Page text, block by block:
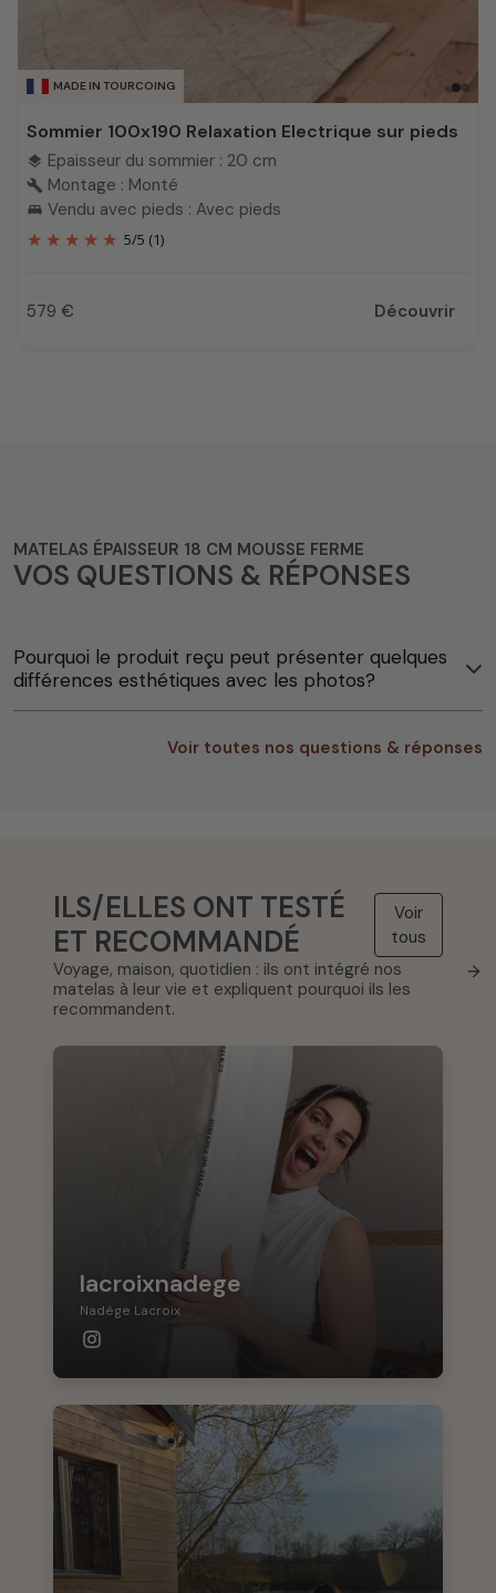
MADE IN TOURCOING
Sommier 100x190 Relaxation Electrique sur pieds
layers Epaisseur du sommier : 20 cm
build Montage : Monté
king_bed Vendu avec pieds : Avec pieds
5/5 (1)
Prix
579 € Découvrir
MATELAS ÉPAISSEUR 18 CM MOUSSE FERME
VOS QUESTIONS & RÉPONSES
Pourquoi le produit reçu peut présenter quelques
différences esthétiques avec les photos?
Voir toutes nos questions & réponses
ILS/ELLES ONT TESTÉ
ET RECOMMANDÉ
Voir
tous
→
Voyage, maison, quotidien : ils ont intégré nos
matelas à leur vie et expliquent pourquoi ils les
recommandent.
lacroixnadege
Nadège Lacroix